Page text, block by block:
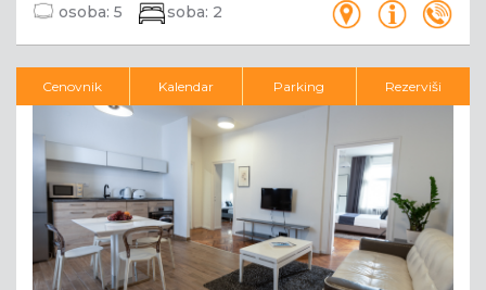
osoba: 5 soba: 2
Cenovnik Kalendar Parking Rezerviši